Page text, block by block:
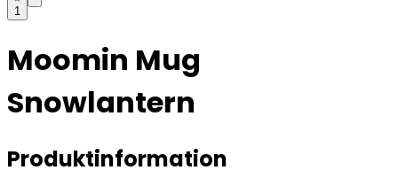
1
Moomin Mug
Snowlantern
Produktinformation